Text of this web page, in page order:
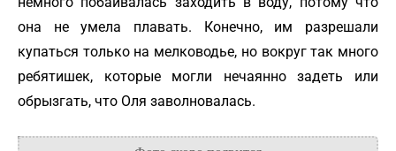
она не умела плавать. Конечно, им разрешали
купаться только на мелководье, но вокруг так много
ребятишек, которые могли нечаянно задеть или
обрызгать, что Оля заволновалась.